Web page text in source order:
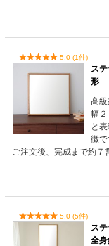
5.0 (1件)
ス
形
高級
幅
と
徴で
ご注文後、完成まで約７
5.0 (5件)
ス
全